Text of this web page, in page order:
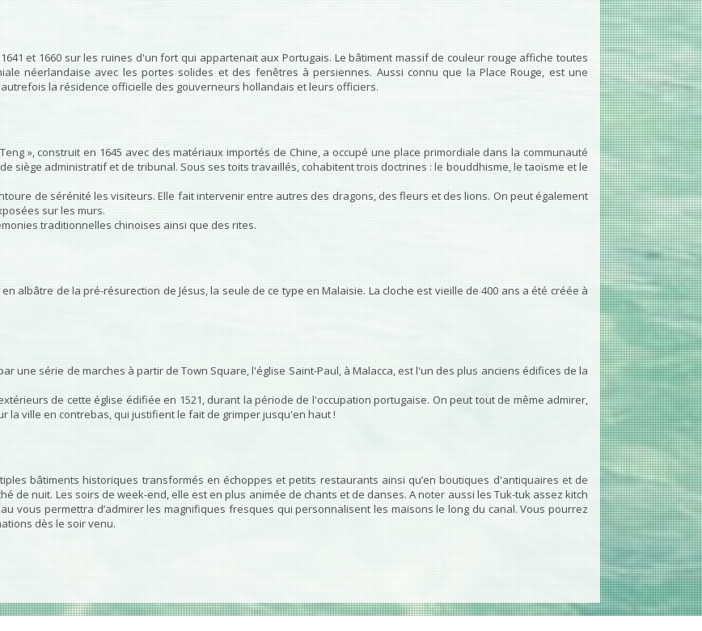
et 1660 sur les ruines d'un fort qui appartenait aux Portugais. Le bâtiment massif de couleur rouge affiche toutes
néerlandaise avec les portes solides et des fenêtres à persiennes. Aussi connu que la Place Rouge, est une
la résidence officielle des gouverneurs hollandais et leurs officiers.
», construit en 1645 avec des matériaux importés de Chine, a occupé une place primordiale dans la communauté
siège administratif et de tribunal. Sous ses toits travaillés, cohabitent trois doctrines : le bouddhisme, le taoïsme et le
de sérénité les visiteurs. Elle fait intervenir entre autres des dragons, des fleurs et des lions. On peut également
sur les murs.
traditionnelles chinoises ainsi que des rites.
albâtre de la pré-résurection de Jésus, la seule de ce type en Malaisie. La cloche est vieille de 400 ans a été créée à
une série de marches à partir de Town Square, l'église Saint-Paul, à Malacca, est l'un des plus anciens édifices de la
de cette église édifiée en 1521, durant la période de l'occupation portugaise. On peut tout de même admirer,
la ville en contrebas, qui justifient le fait de grimper jusqu'en haut !
bâtiments historiques transformés en échoppes et petits restaurants ainsi qu’en boutiques d'antiquaires et de
de nuit. Les soirs de week-end, elle est en plus animée de chants et de danses. A noter aussi les Tuk-tuk assez kitch
vous permettra d’admirer les magnifiques fresques qui personnalisent les maisons le long du canal. Vous pourrez
dès le soir venu.